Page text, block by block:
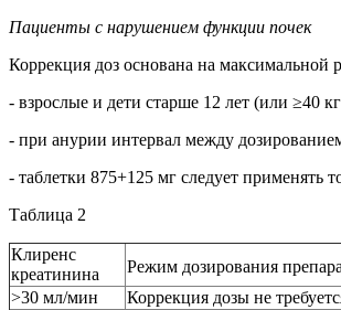
Пациенты с нарушением функции почек
Коррекция доз основана на максимальной
- взрослые и дети старше 12 лет (или ≥40
- при анурии интервал между
- таблетки 875+125 мг следует применять
Таблица 2
Клиренс
креатинина
Режим дозирования
>30 мл/мин Коррекция дозы не